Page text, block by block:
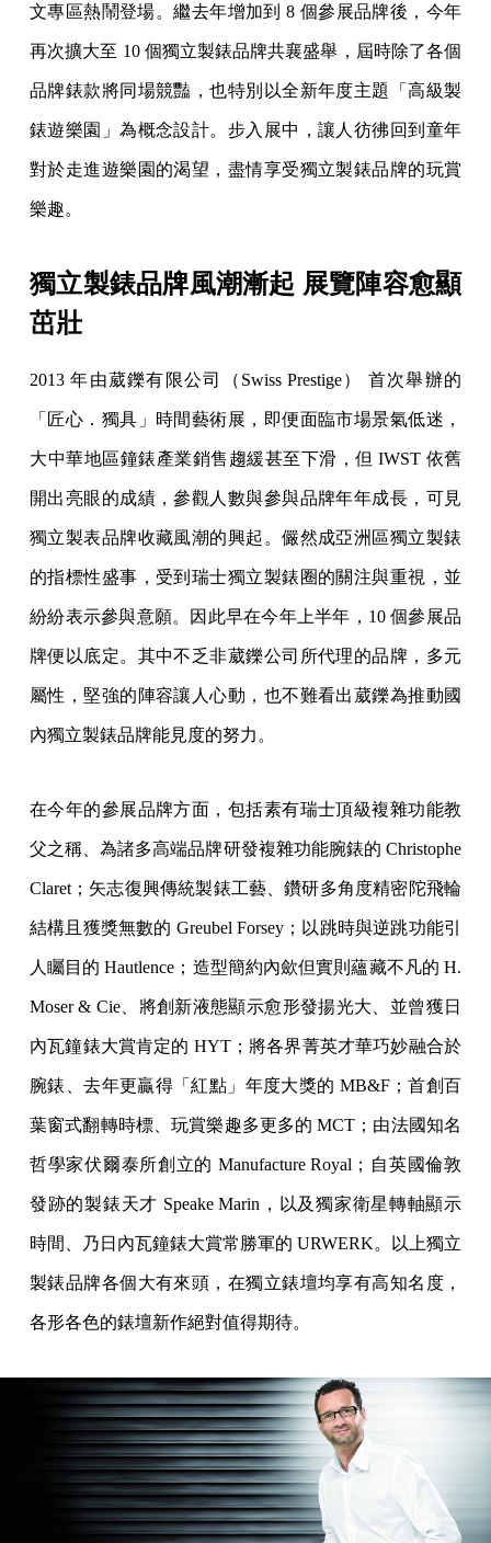
文專區熱鬧登場。繼去年增加到 8 個參展品牌後，今年
再次擴大至 10 個獨立製錶品牌共襄盛舉，屆時除了各個
品牌錶款將同場競豔，也特別以全新年度主題「高級製
錶遊樂園」為概念設計。步入展中，讓人彷彿回到童年
對於走進遊樂園的渴望，盡情享受獨立製錶品牌的玩賞
樂趣。
獨立製錶品牌風潮漸起 展覽陣容愈顯
茁壯
2013 年由葳鑠有限公司（Swiss Prestige） 首次舉辦的
「匠心．獨具」時間藝術展，即便面臨市場景氣低迷，
大中華地區鐘錶產業銷售趨緩甚至下滑，但 IWST 依舊
開出亮眼的成績，參觀人數與參與品牌年年成長，可見
獨立製表品牌收藏風潮的興起。儼然成亞洲區獨立製錶
的指標性盛事，受到瑞士獨立製錶圈的關注與重視，並
紛紛表示參與意願。因此早在今年上半年，10 個參展品
牌便以底定。其中不乏非葳鑠公司所代理的品牌，多元
屬性，堅強的陣容讓人心動，也不難看出葳鑠為推動國
內獨立製錶品牌能見度的努力。
在今年的參展品牌方面，包括素有瑞士頂級複雜功能教
父之稱、為諸多高端品牌研發複雜功能腕錶的 Christophe
Claret；矢志復興傳統製錶工藝、鑽研多角度精密陀飛輪
結構且獲獎無數的 Greubel Forsey；以跳時與逆跳功能引
人矚目的 Hautlence；造型簡約內歛但實則蘊藏不凡的 H.
Moser & Cie、將創新液態顯示愈形發揚光大、並曾獲日
內瓦鐘錶大賞肯定的 HYT；將各界菁英才華巧妙融合於
腕錶、去年更贏得「紅點」年度大獎的 MB&F；首創百
葉窗式翻轉時標、玩賞樂趣多更多的 MCT；由法國知名
哲學家伏爾泰所創立的 Manufacture Royal；自英國倫敦
發跡的製錶天才 Speake Marin，以及獨家衛星轉軸顯示
時間、乃日內瓦鐘錶大賞常勝軍的 URWERK。以上獨立
製錶品牌各個大有來頭，在獨立錶壇均享有高知名度，
各形各色的錶壇新作絕對值得期待。